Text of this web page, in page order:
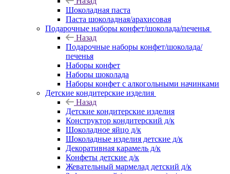
Шоколадная паста
Паста шоколадная/арахисовая
Подарочные наборы конфет/шоколада/печенья
Назад
Подарочные наборы конфет/шоколада/
печенья
Наборы конфет
Наборы шоколада
Наборы конфет с алкогольными начинками
Детские кондитерские изделия
Назад
Детские кондитерские изделия
Конструктор кондитерский д/к
Шоколадное яйцо д/к
Шоколадные изделия детские д/к
Декоративная карамель д/к
Конфеты детские д/к
Жевательный мармелад детский д/к